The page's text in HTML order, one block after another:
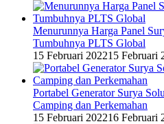
Menurunnya Harga Panel
Tumbuhnya PLTS Global
15 Februari 202215 Februari
Portabel Generator Surya
Camping dan Perkemahan
15 Februari 202216 Februari